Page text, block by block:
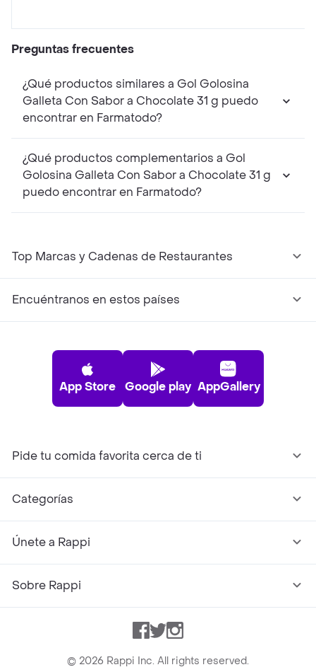
Preguntas frecuentes
¿Qué productos similares a Gol Golosina
Galleta Con Sabor a Chocolate 31 g puedo
encontrar en Farmatodo?
¿Qué productos complementarios a Gol
Golosina Galleta Con Sabor a Chocolate 31 g
puedo encontrar en Farmatodo?
Top Marcas y Cadenas de Restaurantes
Encuéntranos en estos países
App Store Google play AppGallery
Pide tu comida favorita cerca de ti
Categorías
Únete a Rappi
Sobre Rappi
Facebook
TwitterInstagram
© 2026 Rappi Inc. All rights reserved.